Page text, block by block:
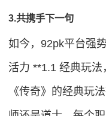
3.共携手下一句
如今，92pk平台强
活力 **1.1 经典玩法
《传奇》的经典玩